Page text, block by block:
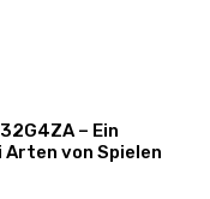
– Ein
von Spielen